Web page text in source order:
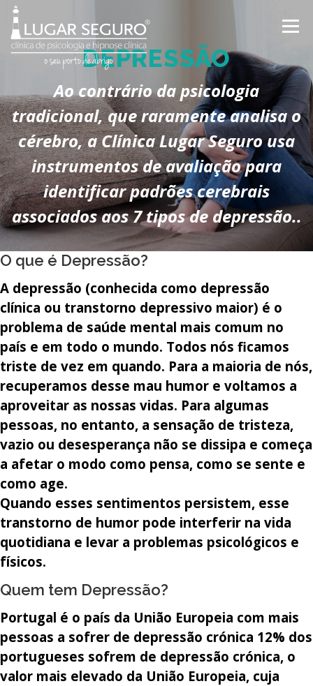
Saltar
para
conteúdo
Menu
QUEM SOMOS EVENTOS
PUBLICAÇÕES/REVISTAS TESTEMUNHOS
CONTACTOS
DEPRESSÃO
Ao contrário da psicologia
tradicional, que raramente analisa o
cérebro, a Clínica Lugar Seguro usa
instrumentos de avaliação para
identificar padrões cerebrais
associados aos 7 tipos de depressão..
O que é Depressão?
A depressão (conhecida como depressão
clínica ou transtorno depressivo maior) é o
problema de saúde mental mais comum no
país e em todo o mundo. Todos nós ficamos
triste de vez em quando. Para a maioria de nós,
recuperamos desse mau humor e voltamos a
aproveitar as nossas vidas. Para algumas
pessoas, no entanto, a sensação de tristeza,
vazio ou desesperança não se dissipa e começa
a afetar o modo como pensa, como se sente e
como age.
Quando esses sentimentos persistem, esse
transtorno de humor pode interferir na vida
quotidiana e levar a problemas psicológicos e
físicos.
Quem tem Depressão?​
Portugal é o país da União Europeia com mais
pessoas a sofrer de depressão crónica 12% dos
portugueses sofrem de depressão crónica, o
valor mais elevado da União Europeia, cuja